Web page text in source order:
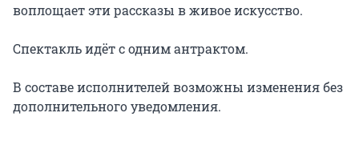
воплощает эти рассказы в живое искусство.
Спектакль идёт с одним антрактом.
В составе исполнителей возможны изменения без
дополнительного уведомления.